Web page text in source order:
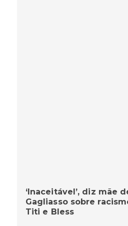
‘Inaceitável’, diz mãe
Gagliasso sobre
Titi e Bless